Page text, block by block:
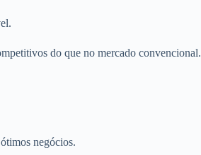
do que no mercado convencional.
negócios.